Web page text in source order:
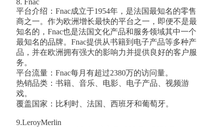
8. Fnac
平台介绍：Fnac成立于1954年，是法国最知名的零售
商之一。作为欧洲增长最快的平台之一，即便不是最
知名的，Fnac也是法国文化产品和服务领域其中一个
最知名的品牌。Fnac提供从书籍到电子产品等多种产
品，并在欧洲拥有强大的影响力并提供良好的客户服
务。
平台流量：Fnac每月有超过2380万的访问量。
热销品类：书籍、音乐、电影、电子产品、视频游
戏。
覆盖国家：比利时、法国、西班牙和葡萄牙。
9.LeroyMerlin